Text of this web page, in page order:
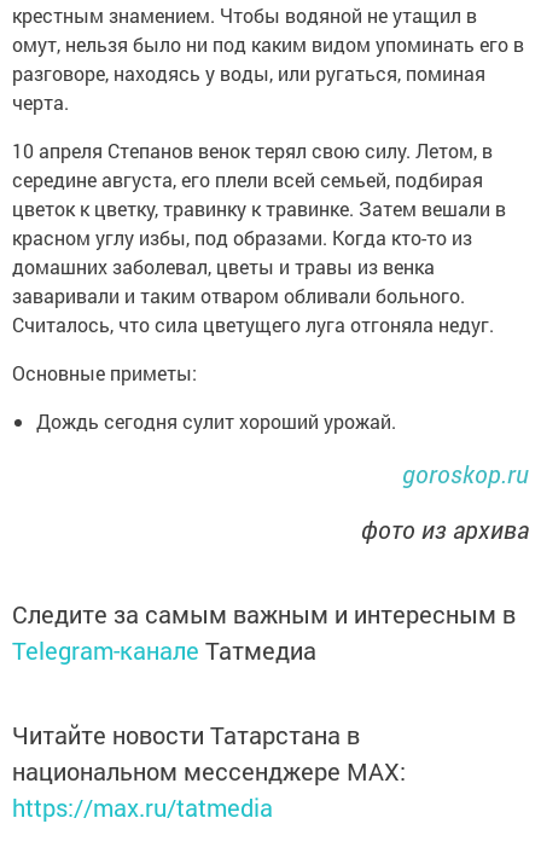
крестным знамением. Чтобы водяной не утащил в
омут, нельзя было ни под каким видом упоминать его в
разговоре, находясь у воды, или ругаться, поминая
черта.
10 апреля Степанов венок терял свою силу. Летом, в
середине августа, его плели всей семьей, подбирая
цветок к цветку, травинку к травинке. Затем вешали в
красном углу избы, под образами. Когда кто-то из
домашних заболевал, цветы и травы из венка
заваривали и таким отваром обливали больного.
Считалось, что сила цветущего луга отгоняла недуг.
Основные приметы:
Дождь сегодня сулит хороший урожай.
goroskop.ru
фото из архива
Следите за самым важным и интересным в
Telegram-канале Татмедиа
Читайте новости Татарстана в
национальном мессенджере MАХ:
https://max.ru/tatmedia